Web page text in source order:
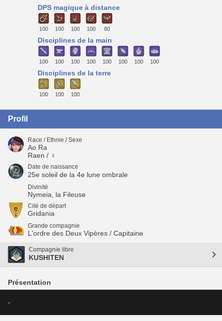
DPS magique à distance
100 100 100 100 80
Disciplines de la main
100 100 100 100 100 100 100 100
Disciplines de la terre
100 100 100
Profil
Race / Ethnie / Sexe
Ao Ra
Raen / ♀
Date de naissance
25e soleil de la 4e lune ombrale
Divinité
Nymeia, la Fileuse
Cité de départ
Gridania
Grande compagnie
L'ordre des Deux Vipères / Capitaine
Compagnie libre
KUSHITEN
Présentation
-